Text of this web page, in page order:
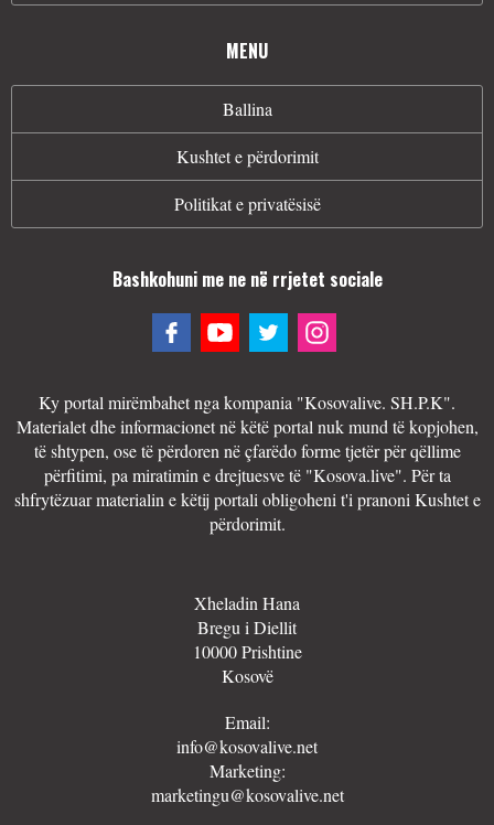
MENU
Ballina
Kushtet e përdorimit
Politikat e privatësisë
Bashkohuni me ne në rrjetet sociale
Ky portal mirëmbahet nga kompania "Kosovalive. SH.P.K".
Materialet dhe informacionet në këtë portal nuk mund të kopjohen,
të shtypen, ose të përdoren në çfarëdo forme tjetër për qëllime
përfitimi, pa miratimin e drejtuesve të "Kosova.live". Për ta
shfrytëzuar materialin e këtij portali obligoheni t'i pranoni Kushtet e
përdorimit.
Xheladin Hana
Bregu i Diellit
10000 Prishtine
Kosovë
Email:
info@kosovalive.net
Marketing:
marketingu@kosovalive.net